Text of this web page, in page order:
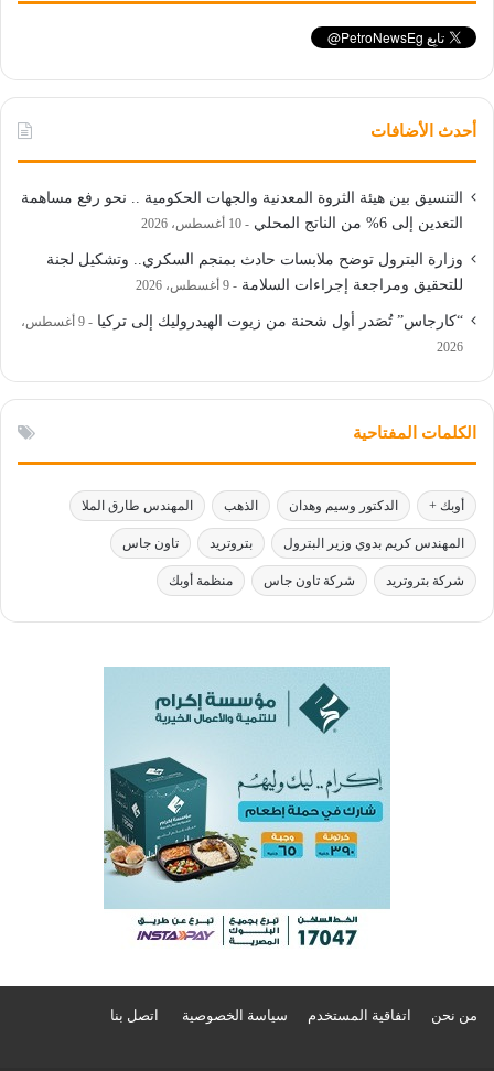
أحدث الأضافات
التنسيق بين هيئة الثروة المعدنية والجهات الحكومية .. نحو رفع مساهمة
التعدين إلى 6% من الناتج المحلي
10 أغسطس، 2026
وزارة البترول توضح ملابسات حادث بمنجم السكري.. وتشكيل لجنة
للتحقيق ومراجعة إجراءات السلامة
9 أغسطس، 2026
“كارجاس” تُصَدر أول شحنة من زيوت الهيدروليك إلى تركيا
9 أغسطس،
2026
الكلمات المفتاحية
أوبك + الدكتور وسيم وهدان الذهب المهندس طارق الملا
المهندس كريم بدوي وزير البترول بتروتريد تاون جاس
شركة بتروتريد شركة تاون جاس منظمة أوبك
من نحن اتفاقية المستخدم سياسة الخصوصية اتصل بنا